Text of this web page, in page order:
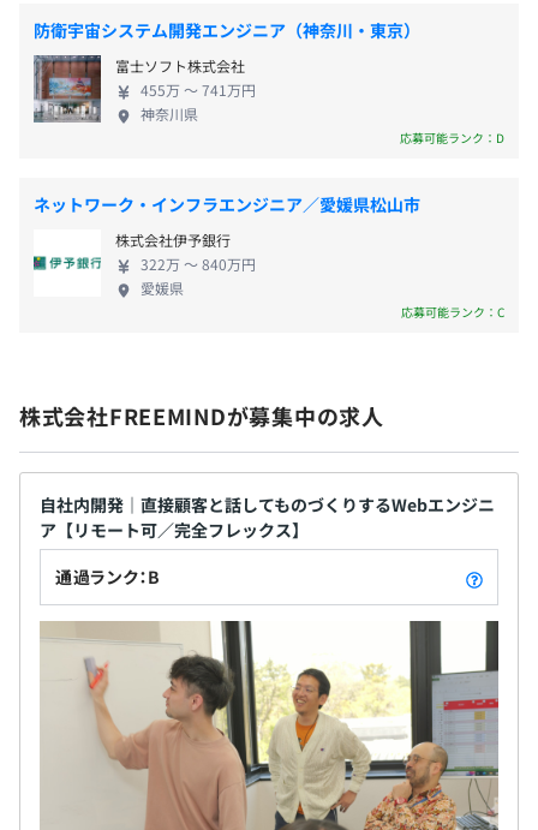
運営。現在、年4回、国内各地でテストを実施。
■JPT（日本語能力試験）（
日本語を母語としない日本語学習者が主対象の日本語能力
試験「JPT（Japanese Proficiency Test）」の実施運営。
受験。
※315点以上取得していること
■Formaid（ https://lp.formaid.jp/
学習塾業界に特化した、自社WebサイトのCV率を飛躍的
サイトの集客を強力にバックアップ。
■社員の半数が開発者であり、高い技術力を持つエンジニ
アが多数在籍しています。それぞれ得意分野が異なるた
め、わからない領域は教え合うようなこともよくありま
す。さらに、若手を中心にAIの勉強会が開催されたり、技
術共有の発表の場が設けられていたりと、継続的な学習を
おこないやすい環境です。
■Udemyのビジネスプランを利用できます。
■年末年始（5日）
■冬季休暇
■慶弔休暇
など
通勤手当（会社規定に基づき支給／月額上限30,000円）
昇給査定：年2回（2月・8月）
社会保険完備（健康保険・厚生年金保険、雇用保険・労災
保険）
無期雇用
3カ月（期間中の条件変更はありません）
籍しています。それぞれ得意分野が異なるため、わか
らない領域は教え合うようなこともよくあります。さ
らに、若手を中心にAIの勉強会が開催されたり、技術
共有の発表の場が設けられていたりと、継続的な学
習をおこないやすい環境です。 【積極的に挑戦でき
け入れられ、会社から積極的な支援を受けながら、
AIを搭載したチャット型フォームの製品の企画立案
をして実現したサービスが『Formaid』です。わたし
たちの会社では、社員のアイデアやイノベーション
防衛宇宙システム開発エンジニア（神奈川・東京）
富士ソフト株式会社
455万 〜 741万円
神奈川県
応募可能ランク：D
ネットワーク・インフラエンジニア／愛媛県松山市
株式会社伊予銀行
322万 〜 840万円
愛媛県
応募可能ランク：C
株式会社FREEMINDが募集中の求人
自社内開発｜直接顧客と話してものづくりするWebエンジニ
ア【リモート可／完全フレックス】
通過ランク：B